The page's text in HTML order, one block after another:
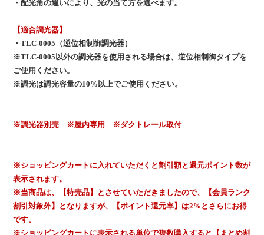
・配光角の違いにより、光の当て方を選べます。
【適合調光器】
・TLC-0005（逆位相制御調光器）
※TLC-0005以外の調光器を使用される場合は、逆位相制御タイプを
ご使用ください。
※調光は調光容量の10%以上でご使用ください。
※調光器別売 ※屋内専用 ※ダクトレール取付
※ショッピングカートに入れていただくと割引額と還元ポイント数が
表示されます。
※当商品は、【特売品】とさせていただきましたので、【会員ランク
割引対象外】となりますが、【ポイント還元率】は2%とさらにお得
です。
※ショッピングカートに表示される単位で複数購入すると【まとめ割